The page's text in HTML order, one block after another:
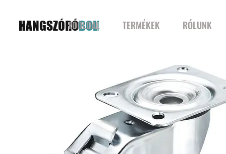
HANGSZÓRÓBOLT
FŐOLDAL TERMÉKEK RÓLUNK